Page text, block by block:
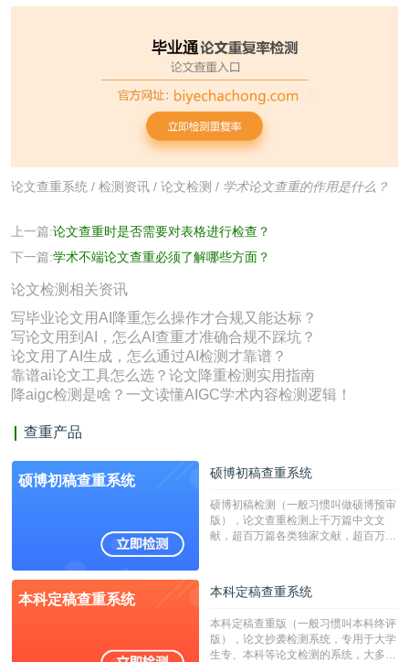
论文查重系统 / 检测资讯 / 论文检测 / 学术论文查重的作用是什么？
上一篇:论文查重时是否需要对表格进行检查？
下一篇:学术不端论文查重必须了解哪些方面？
论文检测相关资讯
写毕业论文用AI降重怎么操作才合规又能达标？
写论文用到AI，怎么AI查重才准确合规不踩坑？
论文用了AI生成，怎么通过AI检测才靠谱？
靠谱ai论文工具怎么选？论文降重检测实用指南
降aigc检测是啥？一文读懂AIGC学术内容检测逻辑！
查重产品
硕博初稿查重系统 硕博初稿查重系统
硕博初稿检测（一般习惯叫做硕博预审
版），论文查重检测上千万篇中文文
献，超百万篇各类独家文献，超百万港
校用来检测硕博论文的系统，检测范围
广，数据来源真实，检测算法合理!本
字符数30万）
本科定稿查重系统 本科定稿查重系统
本科定稿查重版（一般习惯叫本科终评
版），论文抄袭检测系统，专用于大学
生专、本科等论文检测的系统，大多数